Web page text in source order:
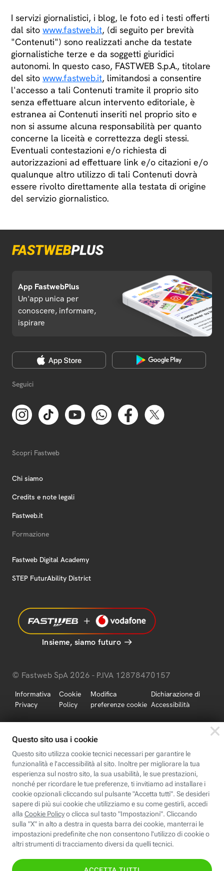
I servizi giornalistici, i blog, le foto ed i testi offerti
dal sito www.fastweb.it, (di seguito per brevità
"Contenuti") sono realizzati anche da testate
giornalistiche terze e da soggetti giuridici
autonomi. In questo caso, FASTWEB S.p.A., titolare
del sito www.fastweb.it, limitandosi a consentire
l'accesso a tali Contenuti tramite il proprio sito
senza effettuare alcun intervento editoriale, è
estranea ai Contenuti inseriti nel proprio sito e
non si assume alcuna responsabilità per quanto
concerne la liceità e correttezza degli stessi.
Eventuali contestazioni e/o richiesta di
autorizzazioni ad effettuare link e/o citazioni e/o
qualunque altro utilizzo di tali Contenuti dovrà
essere rivolto direttamente alla testata di origine
del servizio giornalistico.
App FastwebPlus
Un'app unica per
conoscere, informare,
ispirare
Seguici
Scopri Fastweb
Chi siamo
Credits e note legali
Fastweb.it
Formazione
Fastweb Digital Academy
STEP FuturAbility District
Insieme, siamo futuro
© Fastweb SpA 2026 - P.IVA 12878470157
Informativa
Privacy
Cookie
Policy
Modifica
preferenze cookie
Dichiarazione di
Accessibilità